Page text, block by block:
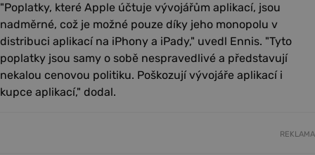
"Poplatky, které Apple účtuje vývojářům aplikací, jsou
nadměrné, což je možné pouze díky jeho monopolu v
distribuci aplikací na iPhony a iPady," uvedl Ennis. "Tyto
poplatky jsou samy o sobě nespravedlivé a představují
nekalou cenovou politiku. Poškozují vývojáře aplikací i
kupce aplikací," dodal.
REKLAMA